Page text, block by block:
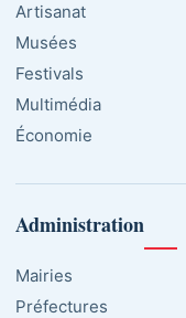
Artisanat
Musées
Festivals
Multimédia
Économie
Administration
Mairies
Préfectures